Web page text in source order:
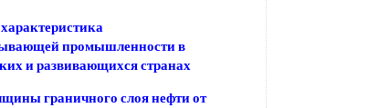
промышленности в
и развивающихся странах
граничного слоя нефти от